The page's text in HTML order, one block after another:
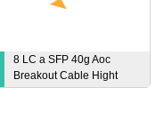
8 LC a SFP 40g Aoc
Breakout Cable Hight
Quality 40g Aoc Qsfp+ a 8